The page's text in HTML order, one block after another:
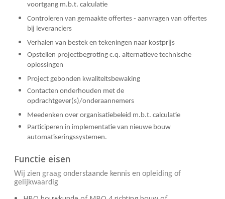
voortgang m.b.t. calculatie
Controleren van gemaakte offertes - aanvragen van offertes
bij leveranciers
Verhalen van bestek en tekeningen naar kostprijs
Opstellen projectbegroting c.q. alternatieve technische
oplossingen
Project gebonden kwaliteitsbewaking
Contacten onderhouden met de
opdrachtgever(s)/onderaannemers
Meedenken over organisatiebeleid m.b.t. calculatie
Participeren in implementatie van nieuwe bouw
automatiseringssystemen.
Functie eisen
Wij zien graag onderstaande kennis en opleiding of
gelijkwaardig